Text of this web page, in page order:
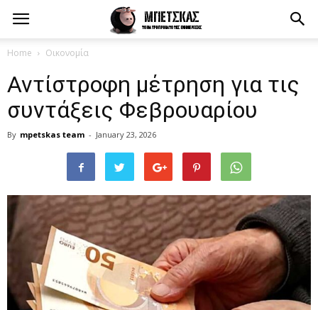
Home Οικονομία
Αντίστροφη μέτρηση για τις
συντάξεις Φεβρουαρίου
By mpetskas team - January 23, 2026